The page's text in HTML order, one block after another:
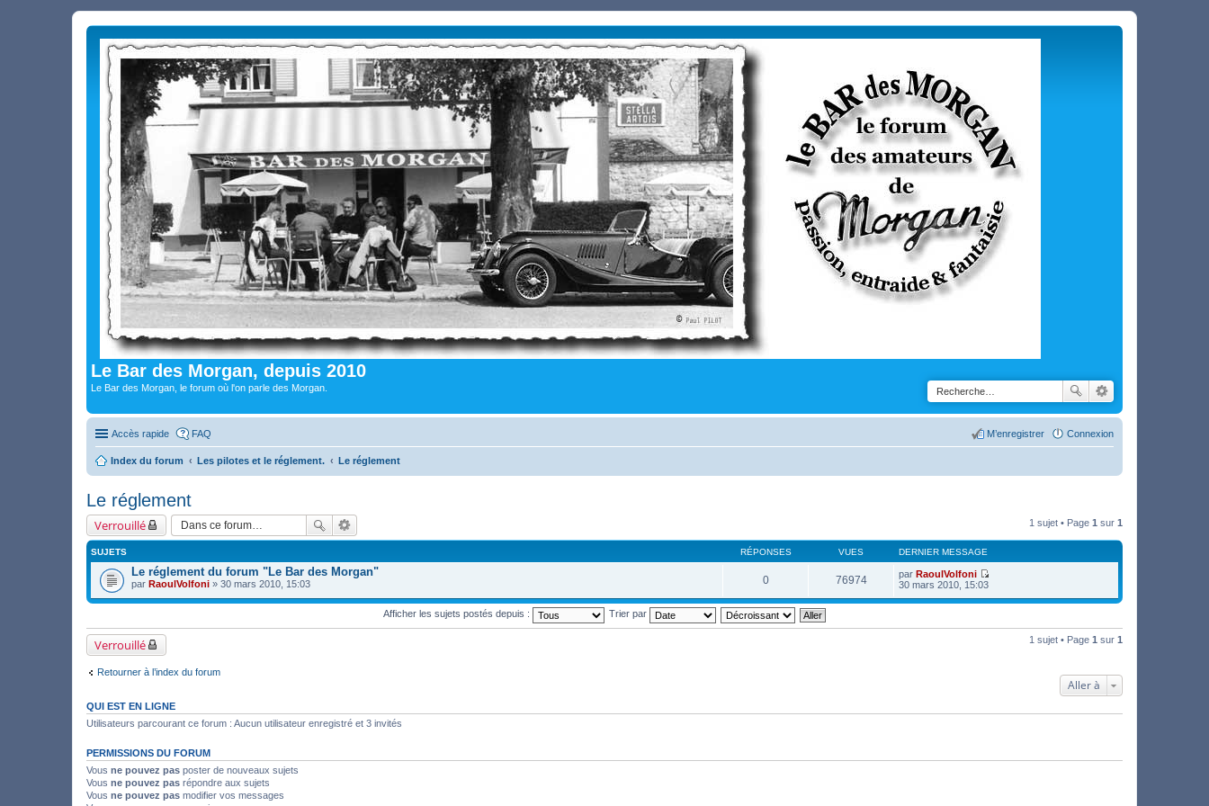
Le Bar des Morgan, depuis 2010
Le Bar des Morgan, le forum où l'on parle des Morgan.
Accès rapide FAQ Connexion
M’enregistrer
Index du forum Les pilotes et le réglement. Le réglement
Le réglement
Verrouillé 1 sujet • Page 1 sur 1
SUJETS RÉPONSES VUES DERNIER MESSAGE
Le réglement du forum "Le Bar des Morgan"
par RaoulVolfoni » 30 mars 2010, 15:03 0 76974 par RaoulVolfoni
i
l
r
30 mars 2010, 15:03
Afficher les sujets postés depuis : Trier par
Verrouillé 1 sujet • Page 1 sur 1
Retourner à l’index du forum
Aller à
QUI EST EN LIGNE
Utilisateurs parcourant ce forum : Aucun utilisateur enregistré et 3 invités
PERMISSIONS DU FORUM
Vous ne pouvez pas poster de nouveaux sujets
Vous ne pouvez pas répondre aux sujets
Vous ne pouvez pas modifier vos messages